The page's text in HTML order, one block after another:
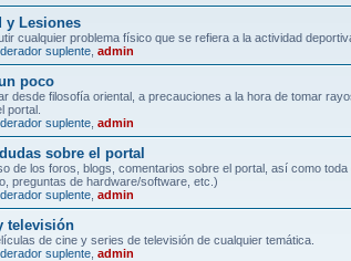
y Lesiones
cualquier problema físico que se refiera a la actividad
suplente admin
poco
desde filosofía oriental, a precauciones a la hora de tomar
portal.
suplente admin
sobre el portal
de los foros, blogs, comentarios sobre el portal, así como
preguntas de hardware/software, etc.)
suplente admin
televisión
de cine y series de televisión de cualquier temática.
suplente admin